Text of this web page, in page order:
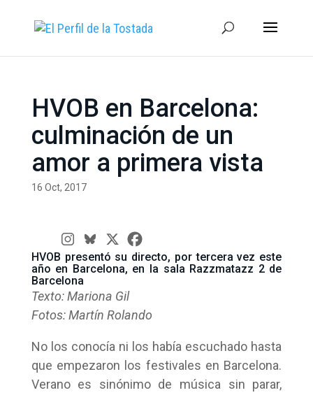
HVOB en Barcelona:
culminación de un
amor a primera vista
16 Oct, 2017
HVOB presentó su directo, por tercera vez este
año en Barcelona, en la sala Razzmatazz 2 de
Barcelona
Texto: Mariona Gil
Fotos: Martín Rolando
No los conocía ni los había escuchado hasta
que empezaron los festivales en Barcelona.
Verano es sinónimo de música sin parar,